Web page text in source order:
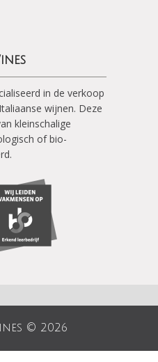
in de verkoop
wijnen. Deze
kleinschalige
of bio-
© 2026